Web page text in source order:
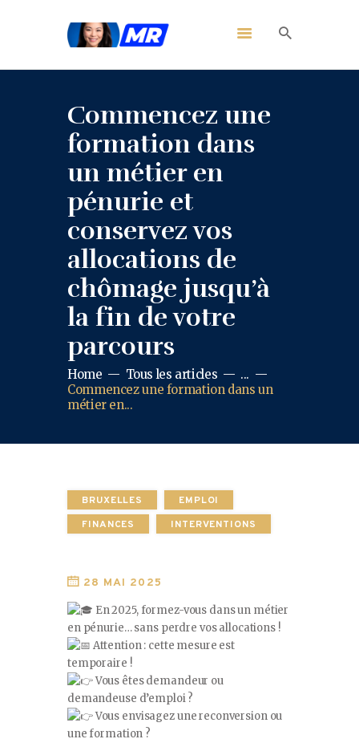
Commencez une
formation dans
un métier en
pénurie et
conservez vos
allocations de
chômage jusqu’à
la fin de votre
parcours
Home Tous les articles
...
Commencez une formation dans un
métier en...
BRUXELLES
EMPLOI
FINANCES
INTERVENTIONS
28 MAI 2025
En 2025, formez-vous dans un métier
en pénurie… sans perdre vos allocations !
Attention : cette mesure est
temporaire !
Vous êtes demandeur ou
demandeuse d’emploi ?
Vous envisagez une reconversion ou
une formation ?